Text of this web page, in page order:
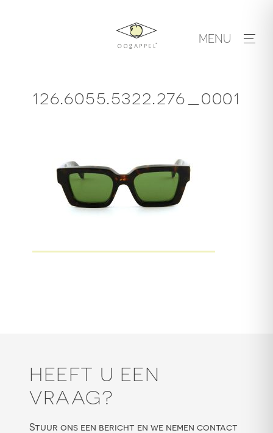
MENU
126.6055.5322.276_0001
HEEFT U EEN
VRAAG?
Stuur ons een bericht en we nemen contact